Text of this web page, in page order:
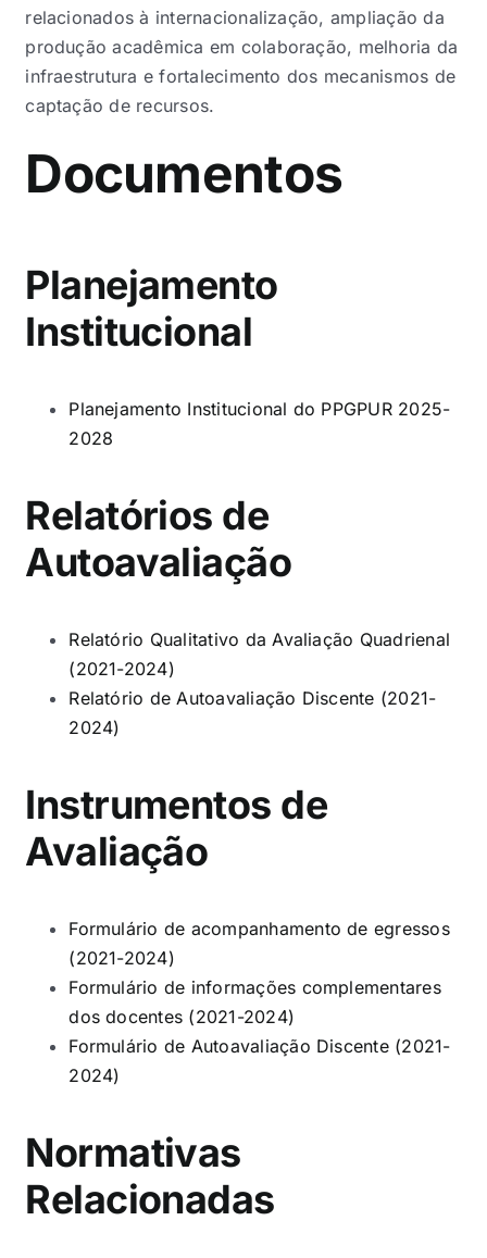
relacionados à internacionalização, ampliação da
produção acadêmica em colaboração, melhoria da
infraestrutura e fortalecimento dos mecanismos de
captação de recursos.
Documentos
Planejamento
Institucional
Planejamento Institucional do PPGPUR 2025-
2028
Relatórios de
Autoavaliação
Relatório Qualitativo da Avaliação Quadrienal
(2021-2024)
Relatório de Autoavaliação Discente (2021-
2024)
Instrumentos de
Avaliação
Formulário de acompanhamento de egressos
(2021-2024)
Formulário de informações complementares
dos docentes (2021-2024)
Formulário de Autoavaliação Discente (2021-
2024)
Normativas
Relacionadas